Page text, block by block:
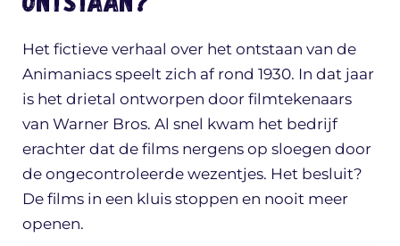
Het fictieve verhaal over het ontstaan van de
Animaniacs speelt zich af rond 1930. In dat jaar
is het drietal ontworpen door filmtekenaars
van Warner Bros. Al snel kwam het bedrijf
erachter dat de films nergens op sloegen door
de ongecontroleerde wezentjes. Het besluit?
De films in een kluis stoppen en nooit meer
openen.